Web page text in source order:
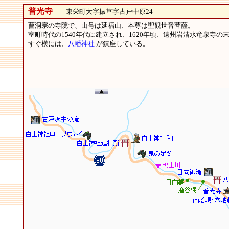
普光寺東栄町大字振草字古戸中原24
曹洞宗の寺院で、山号は延福山、本尊は聖観世音菩薩。
室町時代の1540年代に建立され、1620年頃、遠州岩清水竜泉寺の
すぐ横には、 八幡神社 が鎮座している。